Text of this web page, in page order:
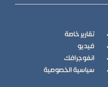
تقارير خاصة
فيديو
انفوجرافك
سياسية الخصوصية